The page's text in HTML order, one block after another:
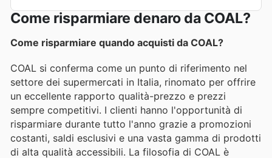
Come risparmiare denaro da COAL?
Come risparmiare quando acquisti da COAL?
COAL si conferma come un punto di riferimento nel
settore dei supermercati in Italia, rinomato per offrire
un eccellente rapporto qualità-prezzo e prezzi
sempre competitivi. I clienti hanno l'opportunità di
risparmiare durante tutto l'anno grazie a promozioni
costanti, saldi esclusivi e una vasta gamma di prodotti
di alta qualità accessibili. La filosofia di COAL è